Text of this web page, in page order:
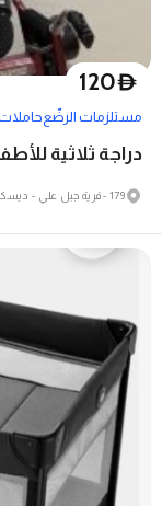
D
120
مستلزمات الرضّع
دراجة ثلاثية
179 - قرية جبل علي - ديسكفري جاردنز